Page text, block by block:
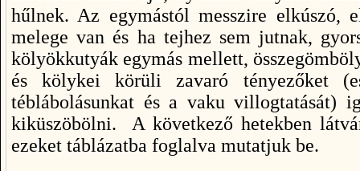
hűlnek. Az egymástól messzire elkúszó,
melege van és ha tejhez sem jutnak,
kölyökkutyák egymás mellett,
és kölykei körüli zavaró tényezőket
téblábolásunkat és a vaku villogtatását)
kiküszöbölni. A következő hetekben
ezeket táblázatba foglalva mutatjuk be.